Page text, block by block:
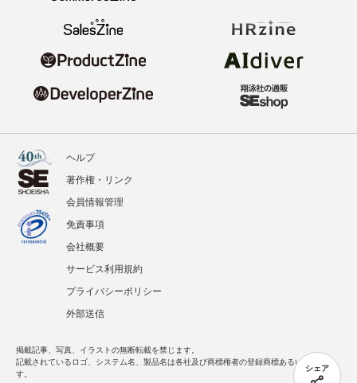
シェア
ヘルプ
著作権・リンク
会員情報管理
免責事項
会社概要
サービス利用規約
プライバシーポリシー
外部送信
掲載記事、写真、イラストの無断転載を禁じます。
記載されているロゴ、システム名、製品名は各社及び商標権者の登録商標あるいは商標で
す。